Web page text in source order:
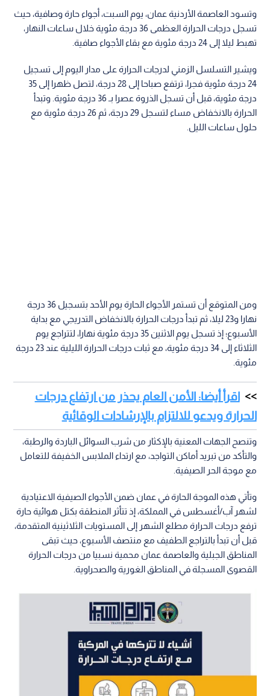
وتسود العاصمة الأردنية عمان، يوم السبت، أجواء حارة وصافية، حيث
تسجل درجات الحرارة العظمى 36 درجة مئوية خلال ساعات النهار،
تهبط ليلا إلى 24 درجة مئوية مع بقاء الأجواء صافية.
ويشير التسلسل الزمني لدرجات الحرارة على مدار اليوم إلى تسجيل
24 درجة مئوية فجرا، ترتفع صباحا إلى 28 درجة، لتصل ظهرا إلى 35
درجة مئوية، قبل أن تسجل الذروة عصرا بـ 36 درجة مئوية. وتبدأ
الحرارة بالانخفاض مساء لتسجل 29 درجة، ثم 26 درجة مئوية مع
حلول ساعات الليل.
ومن المتوقع أن تستمر الأجواء الحارة يوم الأحد بتسجيل 36 درجة
نهارا و23 ليلا، ثم تبدأ درجات الحرارة بالانخفاض التدريجي مع بداية
الأسبوع؛ إذ تسجل يوم الاثنين 35 درجة مئوية نهارا، لتتراجع يوم
الثلاثاء إلى 34 درجة مئوية، مع ثبات درجات الحرارة الليلية عند 23 درجة
مئوية.
اقرأ أيضا: الأمن العام يحذر من ارتفاع درجات
الحرارة ويدعو للالتزام بالإرشادات الوقائية
وتنصح الجهات المعنية بالإكثار من شرب السوائل الباردة والرطبة،
والتأكد من تبريد أماكن التواجد، مع ارتداء الملابس الخفيفة للتعامل
مع موجة الحر الصيفية.
وتأتي هذه الموجة الحارة في عمان ضمن الأجواء الصيفية الاعتيادية
لشهر آب/أغسطس في المملكة، إذ تتأثر المنطقة بكتل هوائية حارة
ترفع درجات الحرارة مطلع الشهر إلى المستويات الثلاثينية المتقدمة،
قبل أن تبدأ بالتراجع الطفيف مع منتصف الأسبوع، حيث تبقى
المناطق الجبلية والعاصمة عمان محمية نسبيا من درجات الحرارة
القصوى المسجلة في المناطق الغورية والصحراوية.